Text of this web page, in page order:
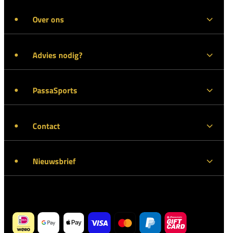
Over ons
Advies nodig?
PassaSports
Contact
Nieuwsbrief